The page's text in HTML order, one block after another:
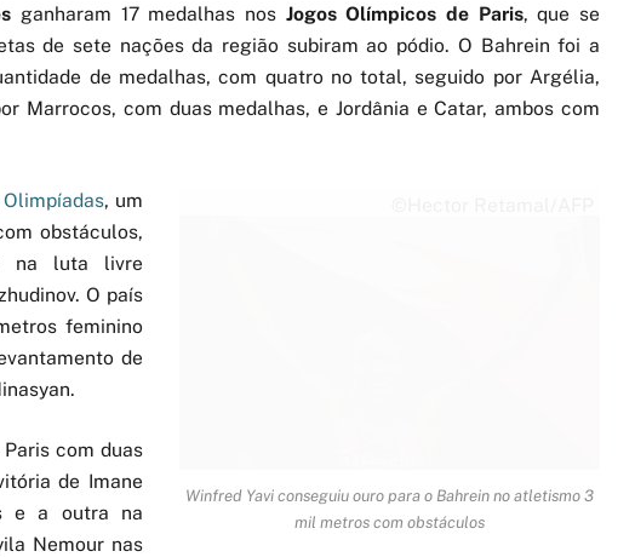
ganharam 17 medalhas nos Jogos Olímpicos de Paris, que se
de sete nações da região subiram ao pódio. O Bahrein foi a
de medalhas, com quatro no total, seguido por Argélia,
Marrocos, com duas medalhas, e Jordânia e Catar, ambos com
Winfred Yavi conseguiu ouro para o Bahrein no atletismo 3
mil metros com obstáculos
Olimpíadas, um
obstáculos,
na luta livre
O país
feminino
de
com duas
de Imane
e a outra na
Nemour nas